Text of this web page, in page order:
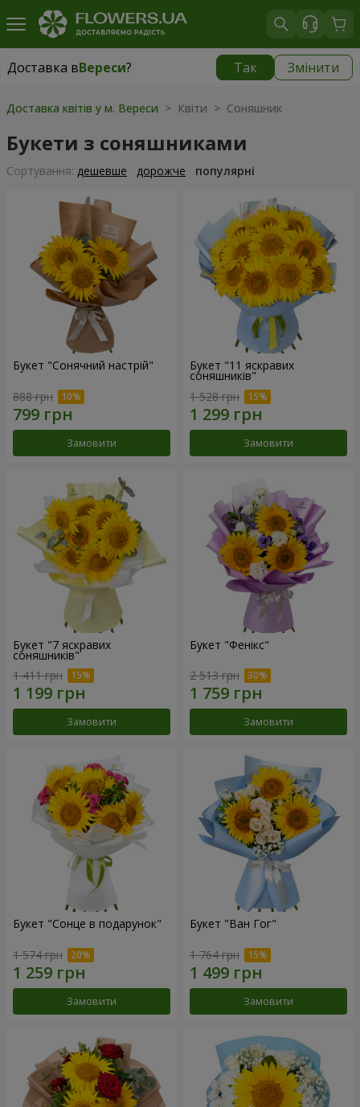
Доставка вВереси? Так Змінити
Доставка вВереси
Доставка квітів у м. Вереси > Квіти > Соняшник
Букети з соняшниками
Сортування: дешевше дорожче популярні
Букет "Сонячний настрій"
888 грн
Замовити
Букет "11 яскравих
соняшників"
1 528 грн
Замовити
Букет "7 яскравих
соняшників"
1 411 грн
Замовити
Букет "Фенікс"
2 513 грн
Замовити
Букет "Сонце в подарунок"
1 574 грн
Замовити
Букет "Ван Гог"
1 764 грн
Замовити